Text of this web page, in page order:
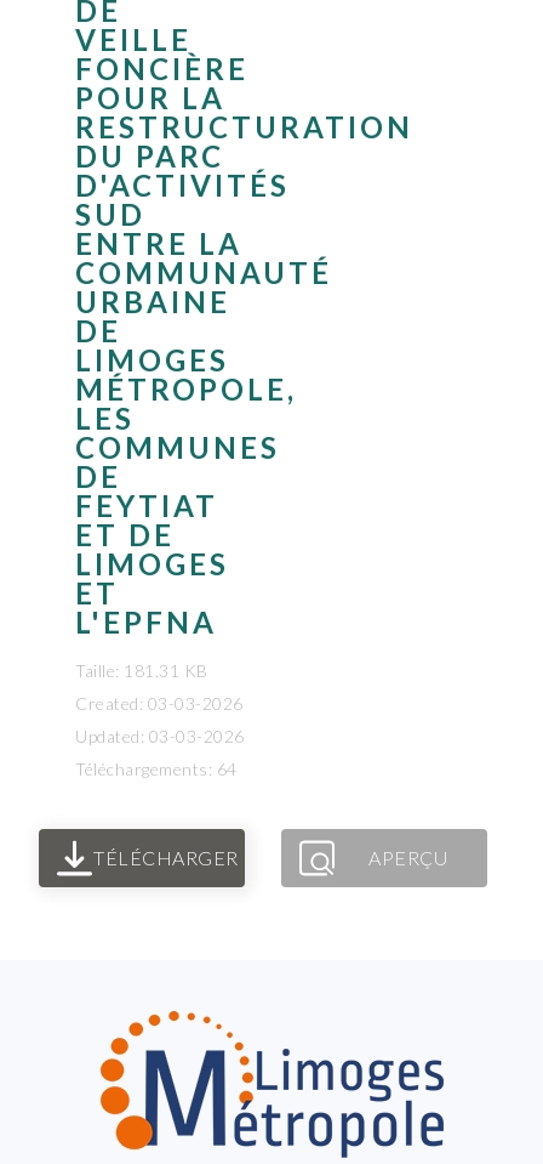
DE
VEILLE
FONCIÈRE
POUR LA
RESTRUCTURATION
DU PARC
D'ACTIVITÉS
SUD
ENTRE LA
COMMUNAUTÉ
URBAINE
DE
LIMOGES
MÉTROPOLE,
LES
COMMUNES
DE
FEYTIAT
ET DE
LIMOGES
ET
L'EPFNA
Taille: 181.31 KB
Created: 03-03-2026
Updated: 03-03-2026
Téléchargements: 64
TÉLÉCHARGER APERÇU